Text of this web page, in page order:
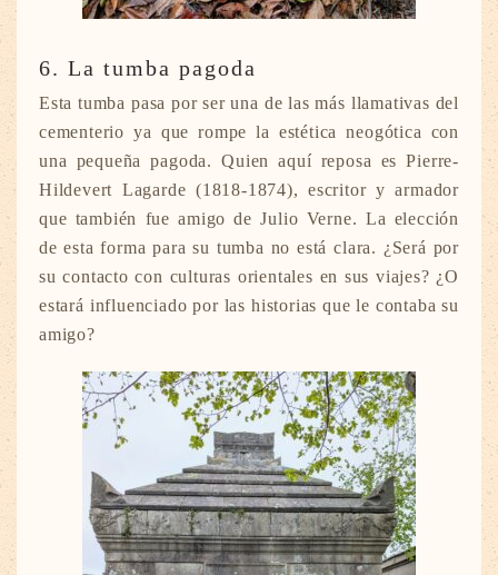
6. La tumba pagoda
Esta tumba pasa por ser una de las más llamativas del
cementerio ya que rompe la estética neogótica con
una pequeña pagoda. Quien aquí reposa es Pierre-
Hildevert Lagarde (1818-1874), escritor y armador
que también fue amigo de Julio Verne. La elección
de esta forma para su tumba no está clara. ¿Será por
su contacto con culturas orientales en sus viajes? ¿O
estará influenciado por las historias que le contaba su
amigo?